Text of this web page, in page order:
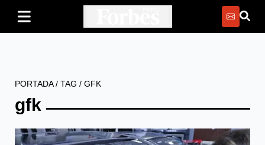
PORTADA/ TAG / GFK
gfk